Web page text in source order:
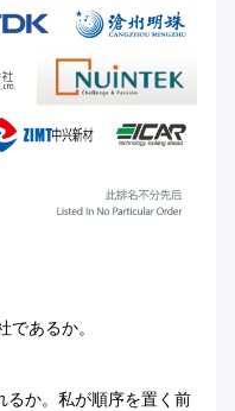
あるか。
るか。私が順序を置く前